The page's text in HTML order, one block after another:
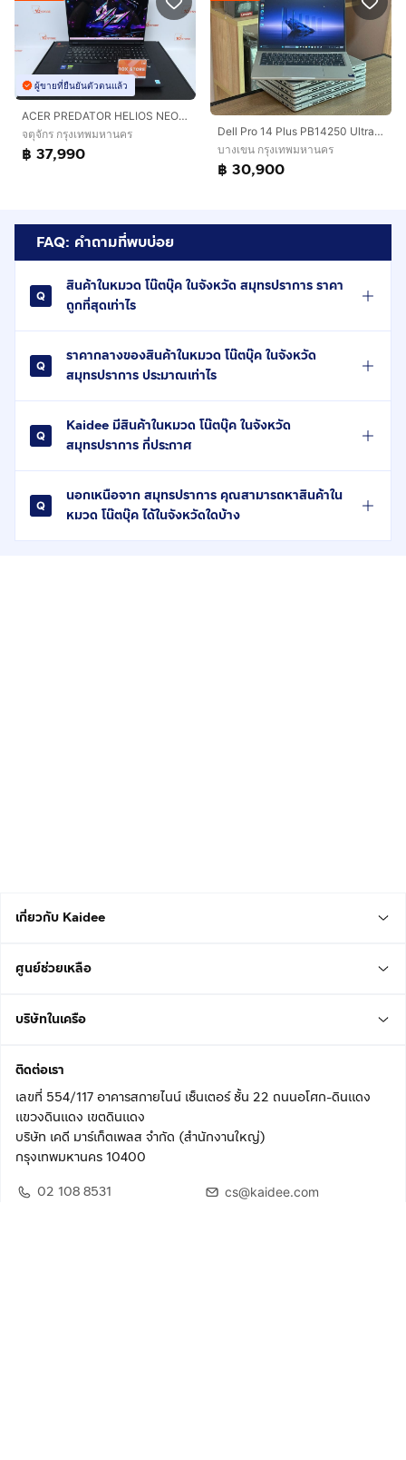
ผู้ขายที่ยืนยันตัวตนแล้ว
ACER PREDATOR HELIOS NEO 16S AI Core Ultra 5 235HX.RTX5050 RAM16.512GB
จตุจักร กรุงเทพมหานคร
฿ 37,990
Dell Pro 14 Plus PB14250 Ultra 7-255U SSD512GB RAM16GB DDR5 Win 11Pro คีย์ไฟ สินค้ามือสอง สำหรับงานคำนวน งานประสิทธิภาพสูง งานสำนักงาน ประกั
บางเขน กรุงเทพมหานคร
฿ 30,900
FAQ: คำถามที่พบบ่อย
สินค้าในหมวด โน๊ตบุ๊ค ในจังหวัด สมุทรปราการ ราคา
ถูกที่สุดเท่าไร
ราคากลางของสินค้าในหมวด โน๊ตบุ๊ค ในจังหวัด
สมุทรปราการ ประมาณเท่าไร
Kaidee มีสินค้าในหมวด โน๊ตบุ๊ค ในจังหวัด
สมุทรปราการ กี่ประกาศ
นอกเหนือจาก สมุทรปราการ คุณสามารถหาสินค้าใน
หมวด โน๊ตบุ๊ค ได้ในจังหวัดใดบ้าง
เกี่ยวกับ Kaidee
ศูนย์ช่วยเหลือ
บริษัทในเครือ
ติดต่อเรา
เลขที่ 554/117 อาคารสกายไนน์ เซ็นเตอร์ ชั้น 22 ถนนอโศก-ดินแดง
แขวงดินแดง เขตดินแดง
บริษัท เคดี มาร์เก็ตเพลส จำกัด (สำนักงานใหญ่)
กรุงเทพมหานคร 10400
02 108 8531
cs@kaidee.com